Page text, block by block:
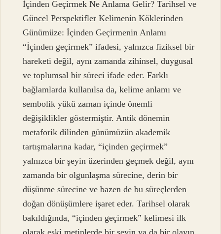
İçinden Geçirmek Ne Anlama Gelir? Tarihsel ve
Güncel Perspektifler Kelimenin Köklerinden
Günümüze: İçinden Geçirmenin Anlamı
“İçinden geçirmek” ifadesi, yalnızca fiziksel bir
hareketi değil, aynı zamanda zihinsel, duygusal
ve toplumsal bir süreci ifade eder. Farklı
bağlamlarda kullanılsa da, kelime anlamı ve
sembolik yükü zaman içinde önemli
değişiklikler göstermiştir. Antik dönemin
metaforik dilinden günümüzün akademik
tartışmalarına kadar, “içinden geçirmek”
yalnızca bir şeyin üzerinden geçmek değil, aynı
zamanda bir olgunlaşma sürecine, derin bir
düşünme sürecine ve bazen de bu süreçlerden
doğan dönüşümlere işaret eder. Tarihsel olarak
bakıldığında, “içinden geçirmek” kelimesi ilk
olarak eski metinlerde bir şeyin ya da bir olayın